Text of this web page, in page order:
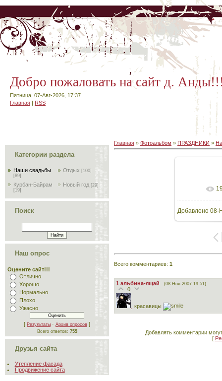
Добро пожаловать на сайт д.
Пятница, 07-Авг-2026, 17:37
Главная | RSS
Категории раздела
Наши свадьбы
[89]
Отдых [100]
Курбан-Байрам
[19]
Новый год [29]
Поиск
Наш опрос
Оцените сайт!!!
Отлично
Хорошо
Нормально
Плохо
Ужасно
[ Результаты · Архив опросов ]
Всего ответов: 755
Друзья сайта
Утепление фасада
Продвижение сайта
Главная » Фотоальбом » ПРАЗДНИКИ »
В
Добавлено 08-
Всего комментариев: 1
1 альбина-ящай (08-Ноя-2007 19:51)
0
красавицы
Добавлять комментарии
[